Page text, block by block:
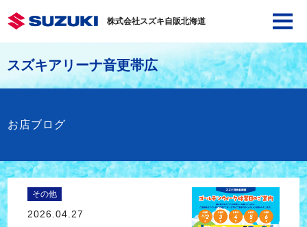
株式会社スズキ自販北海道
スズキアリーナ音更帯広
お店ブログ
その他
2026.04.27